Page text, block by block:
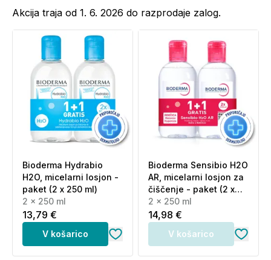
Akcija traja od 1. 6. 2026 do razprodaje zalog.
Bioderma Hydrabio
H2O, micelarni losjon -
paket (2 x 250 ml)
2 x 250 ml
13,79 €
V košarico
Bioderma Sensibio H2O
AR, micelarni losjon za
čiščenje - paket (2 x
250 ml)
2 x 250 ml
14,98 €
V košarico